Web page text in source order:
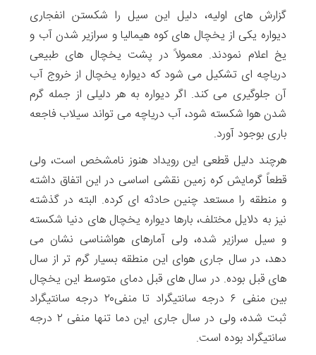
گزارش های اولیه، دلیل این سیل را شکستن انفجاری
دیواره یکی از یخچال های کوه هیمالیا و سرازیر شدن آب و
یخ اعلام نمودند. معمولاً در پشت یخچال های طبیعی
دریاچه ای تشکیل می شود که دیواره یخچال از خروج آب
آن جلوگیری می کند. اگر دیواره به هر دلیلی از جمله گرم
شدن هوا شکسته شود، آب دریاچه می تواند سیلاب فاجعه
باری بوجود آورد.
هرچند دلیل قطعی این رویداد هنوز نامشخص است، ولی
قطعاً گرمایش کره زمین نقشی اساسی در این اتفاق داشته
و منطقه را مستعد چنین حادثه ای کرده. البته در گذشته
نیز به دلایل مختلف، بارها دیواره یخچال های دنیا شکسته
و سیل سرازیر شده، ولی آمارهای هواشناسی نشان می
دهد، در سال جاری هوای این منطقه بسیار گرم تر از سال
های قبل بوده. در سال های قبل دمای متوسط این یخچال
بین منفی ۶ درجه سانتیگراد تا منفی۲۰ درجه سانتیگراد
ثبت شده، ولی در سال جاری این دما تنها منفی ۲ درجه
سانتیگراد بوده است.